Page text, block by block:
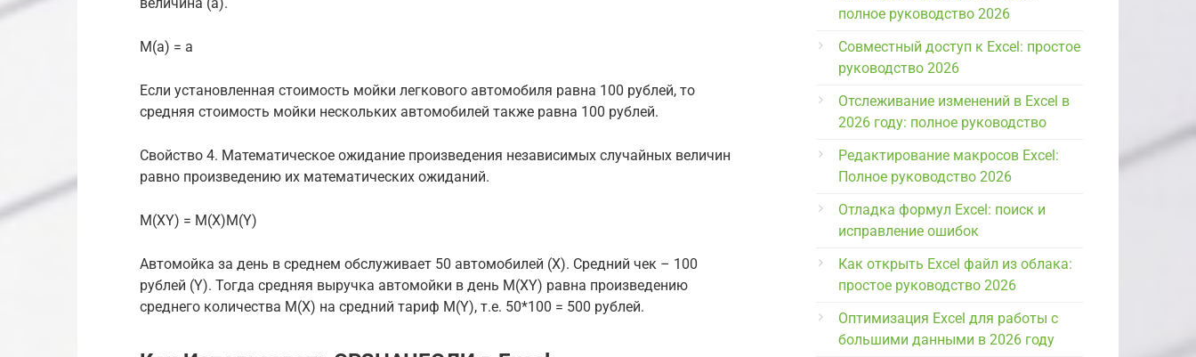
M(a) = a
Если установленная стоимость мойки легкового автомобиля равна 100 рублей, то
средняя стоимость мойки нескольких автомобилей также равна 100 рублей.
Свойство 4. Математическое ожидание произведения независимых случайных величин
равно произведению их математических ожиданий.
M(XY) = M(X)M(Y)
Автомойка за день в среднем обслуживает 50 автомобилей (X). Средний чек – 100
рублей (Y). Тогда средняя выручка автомойки в день M(XY) равна произведению
среднего количества M(X) на средний тариф M(Y), т.е. 50*100 = 500 рублей.
полное руководство 2026
Совместный доступ к Excel: простое
руководство 2026
Отслеживание изменений в Excel в
2026 году: полное руководство
Редактирование макросов Excel:
Полное руководство 2026
Отладка формул Excel: поиск и
исправление ошибок
Как открыть Excel файл из облака:
простое руководство 2026
Оптимизация Excel для работы с
большими данными в 2026 году